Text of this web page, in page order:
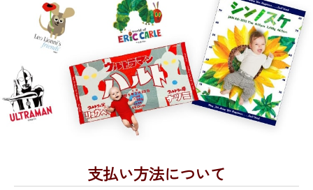
支払い方法について